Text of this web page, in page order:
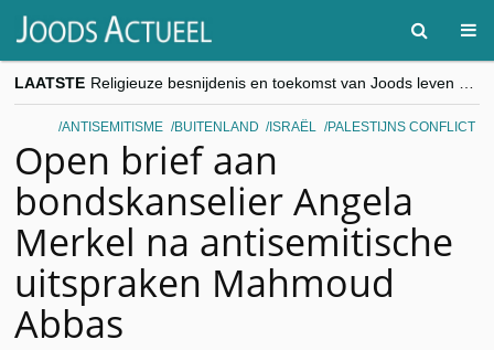
LAATSTE
“Besnijdenisdebat toont hoe moeilijk seculiere Westen minderheden begrijpt”, Jinnih Beels (Vooruit)
CITYTRIP | ROEMENIË – Boekarest: de verrassing van Oost-Europa
ANTISEMITISME BUITENLAND ISRAËL PALESTIJNS CONFLICT
Open brief aan
bondskanselier Angela
Merkel na antisemitische
uitspraken Mahmoud
Abbas